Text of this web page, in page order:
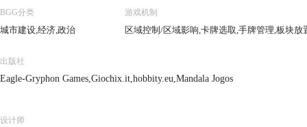
BGG分类
城市建设,经济,政治
游戏机制
区域控制/区域影响,卡牌选取,手牌管理,板块放
出版社
Eagle-Gryphon Games,Giochix.it,hobbity.eu,Mandala Jogos
设计师